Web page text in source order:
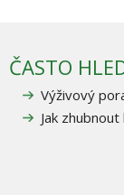
ČASTO
Výživový
Jak